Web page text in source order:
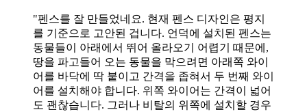
"펜스를 잘 만들었네요. 현재 펜스 디자인은 평지
를 기준으로 고안된 겁니다. 언덕에 설치된 펜스는
동물들이 아래에서 뛰어 올라오기 어렵기 때문에,
땅을 파고들어 오는 동물을 막으려면 아래쪽 와이
어를 바닥에 딱 붙이고 간격을 좁혀서 두 번째 와이
어를 설치해야 합니다. 위쪽 와이어는 간격이 넓어
도 괜찮습니다. 그러나 비탈의 위쪽에 설치할 경우